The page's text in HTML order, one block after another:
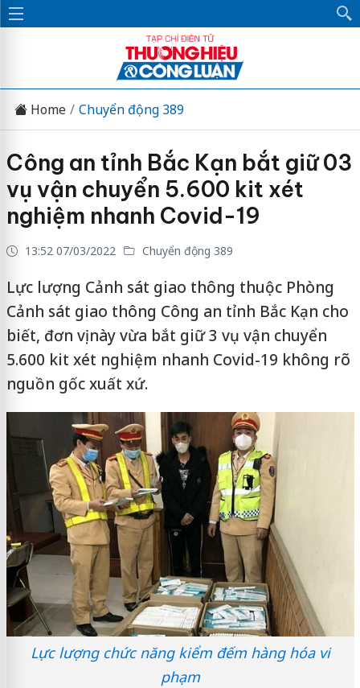
Home Chuyển động 389
Công an tỉnh Bắc Kạn bắt giữ 03
vụ vận chuyển 5.600 kit xét
nghiệm nhanh Covid-19
13:52 07/03/2022 Chuyển động 389
Lực lượng Cảnh sát giao thông thuộc Phòng
Cảnh sát giao thông Công an tỉnh Bắc Kạn cho
biết, đơn vị này vừa bắt giữ 3 vụ vận chuyển
5.600 kit xét nghiệm nhanh Covid-19 không rõ
nguồn gốc xuất xứ.
Lực lượng chức năng kiểm đếm hàng hóa vi
phạm